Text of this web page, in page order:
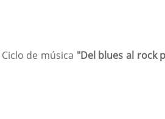
de música "Del blues al rock